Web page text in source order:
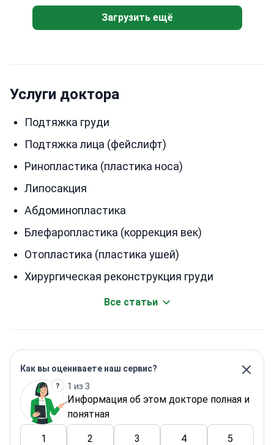
Загрузить ещё
Услуги доктора
Подтяжка груди
Подтяжка лица (фейслифт)
Ринопластика (пластика носа)
Липосакция
Абдоминопластика
Блефаропластика (коррекция век)
Отопластика (пластика ушей)
Хирургическая реконструкция груди
Все статьи
Как вы оцениваете наш сервис?
1 из 3
Информация об этом докторе полная и
понятная
1 2 3 4 5